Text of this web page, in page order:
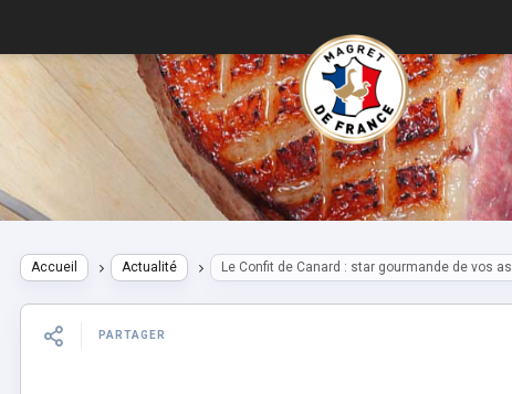
Accueil Actualité Le Confit de Canard : star gourmande de vos
PARTAGER